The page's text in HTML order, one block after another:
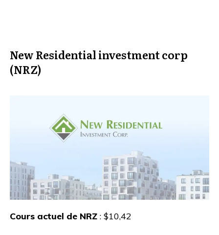
New Residential investment corp
(NRZ)
Cours actuel de NRZ : $10,42